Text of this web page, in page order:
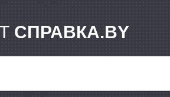
СПРАВКА.BY